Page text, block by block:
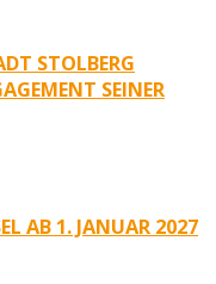
STOLBERG
SEINER
AB 1. JANUAR 2027